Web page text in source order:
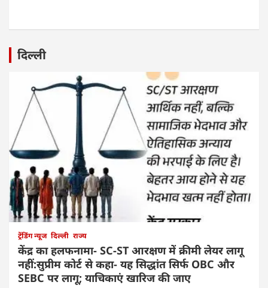
दिल्ली
ट्रेंडिंग न्यूज दिल्ली राज्य
केंद्र का हलफनामा- SC-ST आरक्षण में क्रीमी लेयर लागू
नहीं:सुप्रीम कोर्ट से कहा- यह सिद्धांत सिर्फ OBC और
SEBC पर लागू; याचिकाएं खारिज की जाए